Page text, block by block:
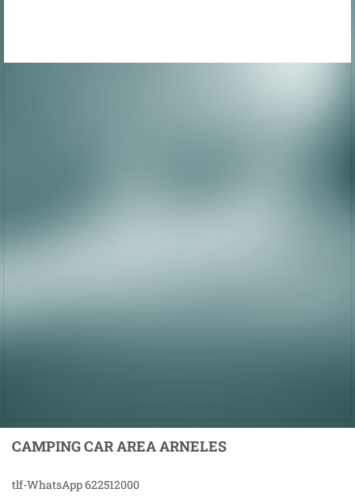
CAMPING CAR AREA ARNELES
tlf-WhatsApp 622512000